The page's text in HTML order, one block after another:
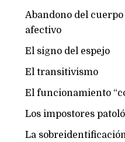
Abandono del
afectivo
El signo del espejo
El transitivismo
El funcionamiento
Los impostores
La sobreidentificación